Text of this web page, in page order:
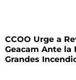
CCOO Urge a
Geacam Ante la
Grandes